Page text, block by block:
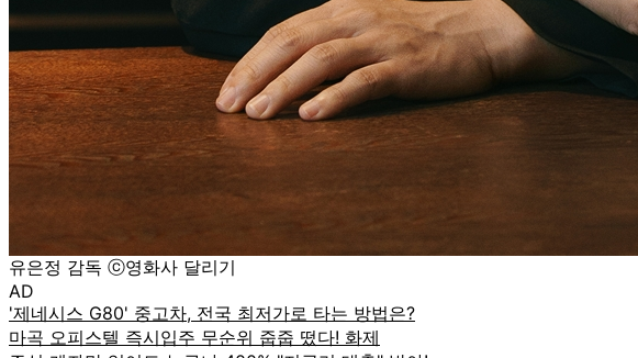
유은정 감독 ⓒ영화사 달리기
AD